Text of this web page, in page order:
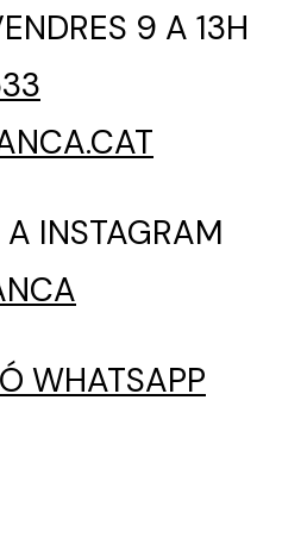
9 A 13H
INSTAGRAM
WHATSAPP